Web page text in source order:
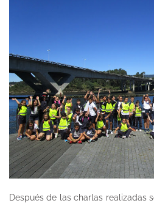
Después de las charlas realizadas